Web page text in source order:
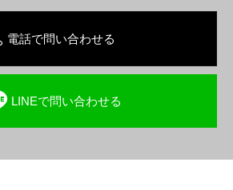
電話で問い合わせる
LINEで問い合わせる